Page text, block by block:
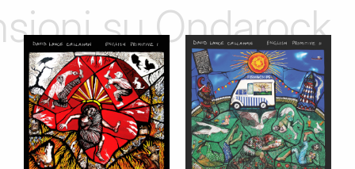
su Ondarock